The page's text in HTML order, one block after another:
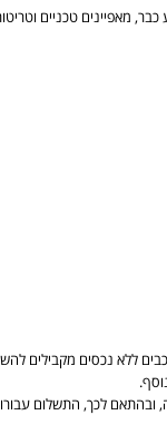
טכניים
ללא נכסים מקבילים
לכך, התשלום עבורו